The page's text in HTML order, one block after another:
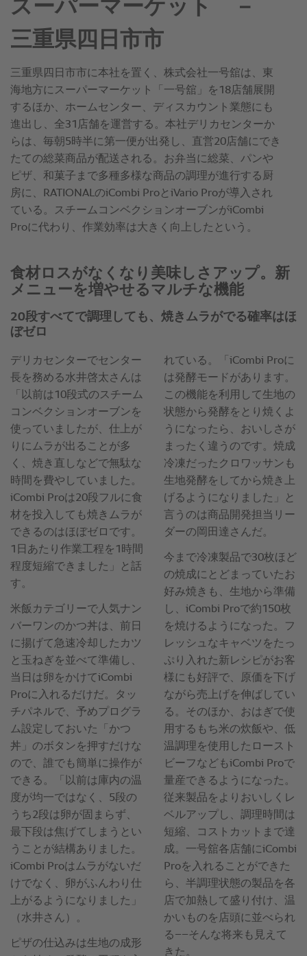
スーパーマーケット －
三重県四日市市
三重県四日市市に本社を置く、株式会社一号舘は、東
海地方にスーパーマーケット「一号舘」を18店舗展開
するほか、ホームセンター、ディスカウント業態にも
進出し、全31店舗を運営する。本社デリカセンターか
らは、毎朝5時半に第一便が出発し、直営20店舗にでき
たての総菜商品が配送される。お弁当に総菜、パンや
ピザ、和菓子まで多種多様な商品の調理が進行する厨
房に、RATIONALのiCombi ProとiVario Proが導入され
ている。スチームコンベクションオーブンがiCombi
Proに代わり、作業効率は大きく向上したという。